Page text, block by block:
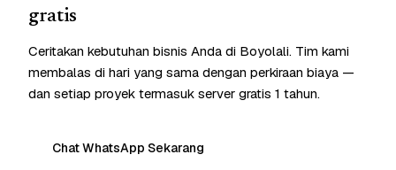
gratis
Ceritakan kebutuhan bisnis Anda di Boyolali. Tim kami
membalas di hari yang sama dengan perkiraan biaya —
dan setiap proyek termasuk server gratis 1 tahun.
Chat WhatsApp Sekarang